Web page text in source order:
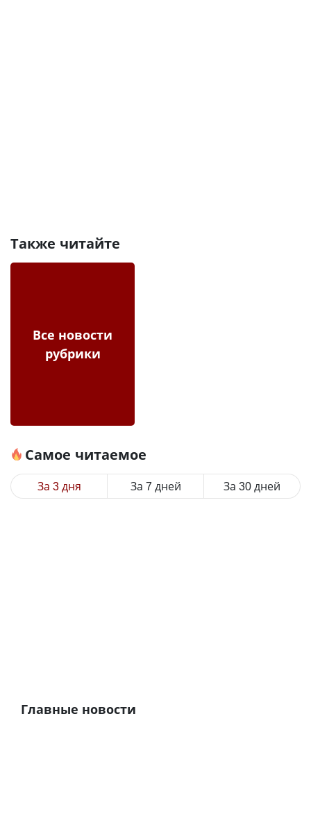
Также читайте
Все новости
рубрики
Самое читаемое
За 3 дня За 7 дней За 30 дней
Главные новости